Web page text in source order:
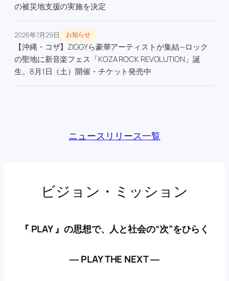
の被災地支援の実施を決定
2026年7月29日 お知らせ
【沖縄・コザ】ZIGGYら豪華アーティストが集結—ロック
の聖地に新音楽フェス「KOZA ROCK REVOLUTION」誕
生。8月1日（土）開催・チケット発売中
ニュースリリース一覧
ビジョン・ミッション
『 PLAY 』の思想で、人と社会の“次”をひらく
― PLAY THE NEXT ―